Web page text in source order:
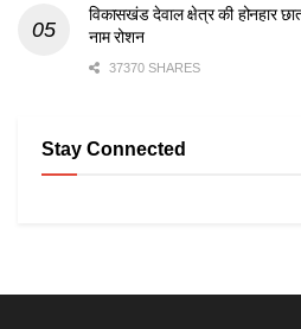
विकासखंड देवाल क्षेत्र की होनहार
नाम रोशन
37370 SHARES
Stay Connected